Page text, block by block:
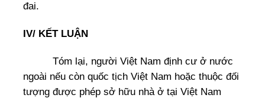
đai.
IV/ KẾT LUẬN
Tóm lại, người Việt Nam định cư ở nước
ngoài nếu còn quốc tịch Việt Nam hoặc thuộc đối
tượng được phép sở hữu nhà ở tại Việt Nam